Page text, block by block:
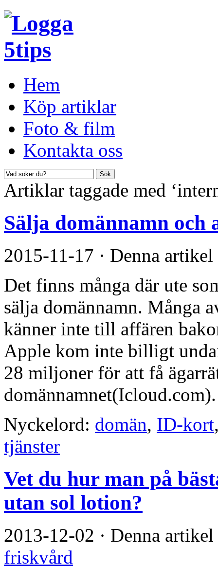
Hem
Köp artiklar
Foto & film
Kontakta oss
Artiklar taggade med
Sälja domännamn och
2015-11-17 · Denna
Det finns många där ute
sälja domännamn. Många
känner inte till affären
Apple kom inte billigt
28 miljoner för att få
Nyckelord: domän, ID-kort
tjänster
Vet du hur man på
utan sol lotion?
2013-12-02 · Denna
friskvård